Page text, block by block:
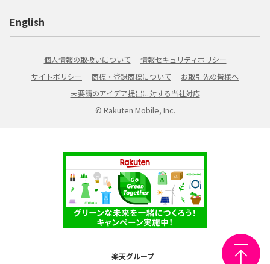
English
個人情報の取扱いについて
情報セキュリティポリシー
サイトポリシー
商標・登録商標について
お取引先の皆様へ
未要請のアイデア提出に対する当社対応
© Rakuten Mobile, Inc.
楽天グループ